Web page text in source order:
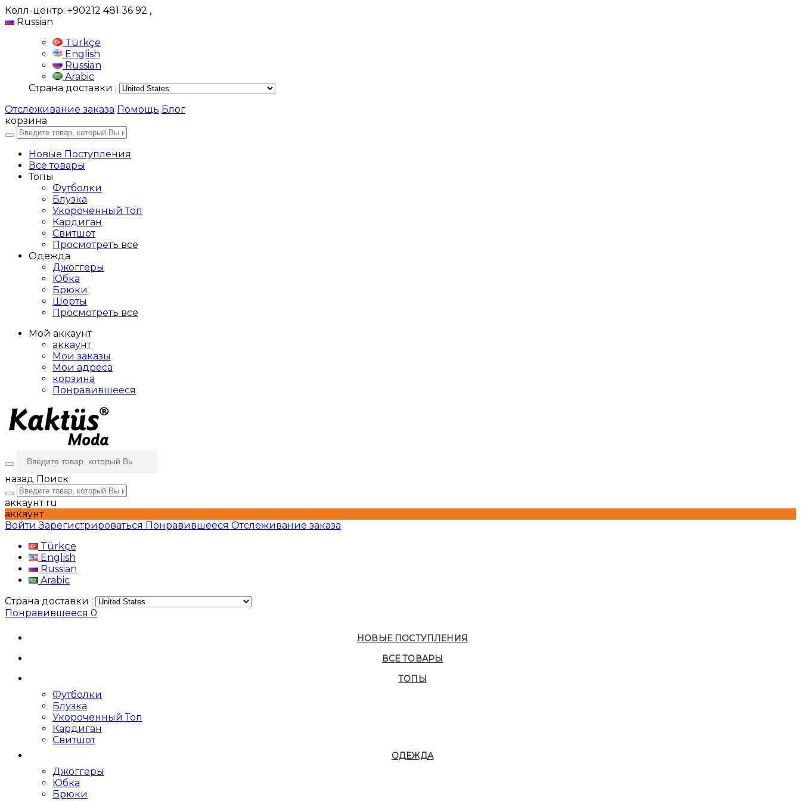
Колл-центр: +90212 481 36 92 ,
Russian
Türkçe
English
Russian
Arabic
Страна доставки :
Отслеживание заказа Помощь Блог
корзина
Новые Поступления
Все товары
Топы
Футболки
Блузка
Укороченный Топ
Кардиган
Свитшот
Просмотреть все
Одежда
Джоггеры
Юбка
Брюки
Шорты
Просмотреть все
Мой аккаунт
аккаунт
Мои заказы
Мои адреса
корзина
Понравившееся
назад Поиск
аккаунт ru
аккаунт
ВойтиЗарегистрироваться Понравившееся Отслеживание заказа
Türkçe
English
Russian
Arabic
Страна доставки :
Понравившееся 0
НОВЫЕ ПОСТУПЛЕНИЯ
ВСЕ ТОВАРЫ
ТОПЫ
Футболки
Блузка
Укороченный Топ
Кардиган
Свитшот
ОДЕЖДА
Джоггеры
Юбка
Брюки